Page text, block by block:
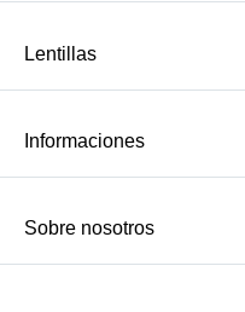
Lentillas
Informaciones
Sobre nosotros